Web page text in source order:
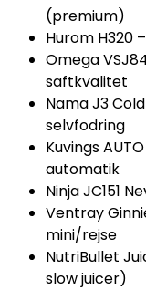
(premium)
Hurom H320
Omega
saftkvalitet
Nama J3
selvfodring
Kuvings
automatik
Ninja JC151
Ventray
mini/rejse
NutriBullet
slow juicer)